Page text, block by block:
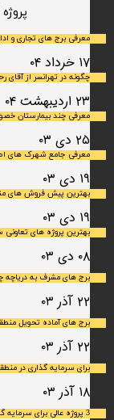
معرفی برج های تجاری و
۱۷ خرداد ۰۴
چگونه در تهرانسر از
۲۳ اردیبهشت ۰۴
معرفی چند بیمارستان
۲۵ دی ۰۳
معرفی جامع شهرک‌ های
۱۹ دی ۰۳
بهترین پیش فروش های منطقه 22 برای
۱۹ دی ۰۳
بهترین پروژه های تعاونی ساز 1403 در منطقه 22
۰۸ دی ۰۳
برج های مشرف به دریاچه
۲۲ آذر ۰۳
برج های آماده تحویل منطقه 22 (سال
۲۲ آذر ۰۳
برای سرمایه‌ گذاری در منطقه 22 چقدر سرمایه لازم
۱۸ آذر ۰۳
3 پروژه عالی برای سرمایه گذاری در منطقه 22 (ویژه سال 1403)